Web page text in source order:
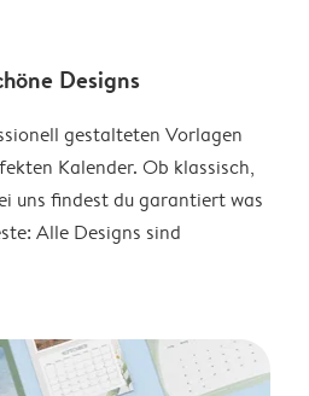
Designs
gestalteten Vorlagen
Kalender. Ob klassisch,
uns findest du garantiert was
Alle Designs sind